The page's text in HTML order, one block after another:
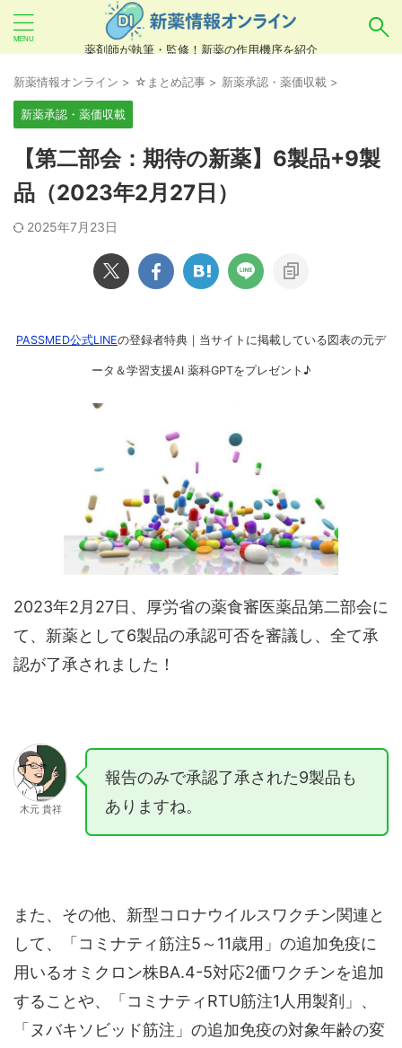
薬剤師が執筆・監修！新薬の作用機序を紹介
あいまい検索（例：ひらがな、誤字）には対応し
ていませんので、製品名・一般名・キーワードな
どをカタカナ
でご入力ください。
良い例：テセントリク
悪い例：てせんとりく テセンタリク
新薬情報オンライン > ☆まとめ記事 > 新薬承認・薬価収載 >
新薬承認・薬価収載
【第二部会：期待の新薬】6製品+9製
品（2023年2月27日）
2025年7月23日
PASSMED公式LINEの登録者特典｜当サイトに掲載している図表の元デ
ータ＆学習支援AI 薬科GPTをプレゼント♪
2023年2月27日、厚労省の薬食審医薬品第二部会に
て、新薬として6製品の承認可否を審議し、全て承
認が了承されました！
木元 貴祥
報告のみで承認了承された9製品も
ありますね。
また、その他、新型コロナウイルスワクチン関連と
して、「コミナティ筋注5～11歳用」の追加免疫に
用いるオミクロン株BA.4-5対応2価ワクチンを追加
することや、「コミナティRTU筋注1人用製剤」、
「ヌバキソビッド筋注」の追加免疫の対象年齢の変